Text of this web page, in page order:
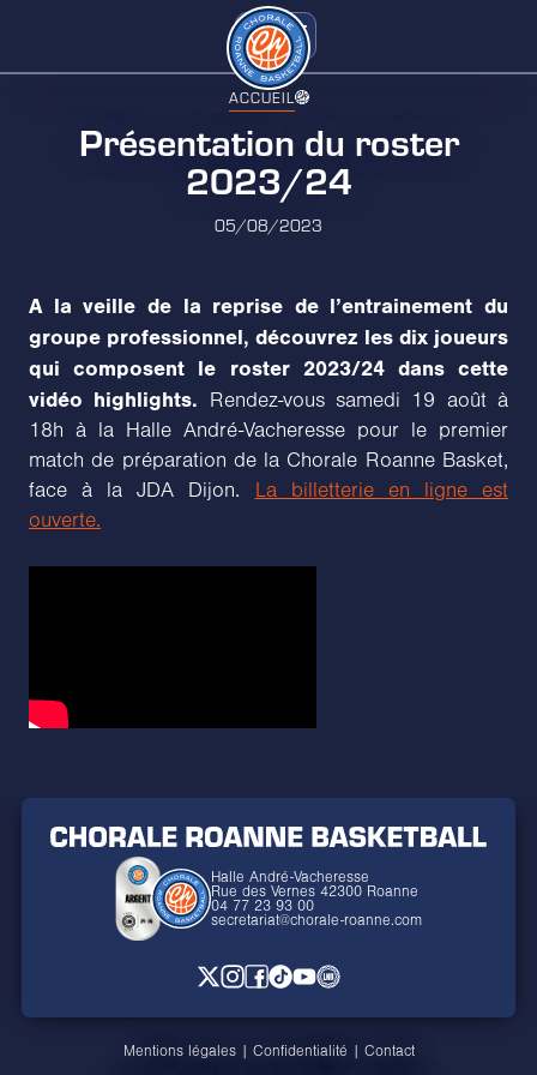
ACCUEIL
Présentation du roster
2023/24
05/08/2023
A la veille de la reprise de l’entrainement du
groupe professionnel, découvrez les dix joueurs
qui composent le roster 2023/24 dans cette
vidéo highlights. Rendez-vous samedi 19 août à
18h à la Halle André-Vacheresse pour le premier
match de préparation de la Chorale Roanne Basket,
face à la JDA Dijon. La billetterie en ligne est
ouverte.
Halle André-Vacheresse
Rue des Vernes 42300 Roanne
04 77 23 93 00
secretariat@chorale-roanne.com
Mentions légales| Confidentialité | Contact